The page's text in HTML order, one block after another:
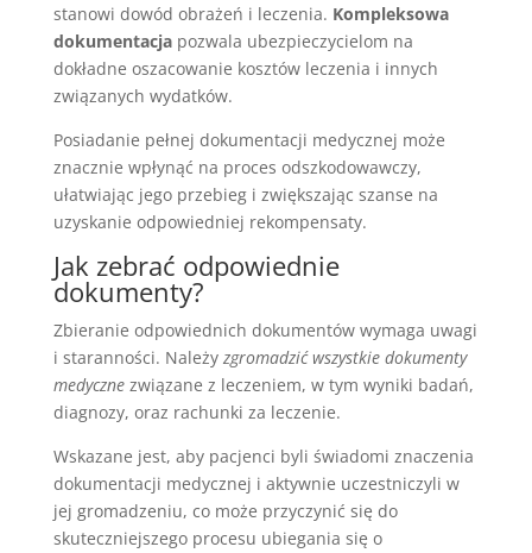
stanowi dowód obrażeń i leczenia. Kompleksowa
dokumentacjapozwala ubezpieczycielom na
dokładne oszacowanie kosztów leczenia i innych
związanych wydatków.
Posiadanie pełnej dokumentacji medycznej może
znacznie wpłynąć na proces odszkodowawczy,
ułatwiając jego przebieg i zwiększając szanse na
uzyskanie odpowiedniej rekompensaty.
Jak zebrać odpowiednie
dokumenty?
Zbieranie odpowiednich dokumentów wymaga uwagi
i staranności. Należy zgromadzić wszystkie dokumenty
medycznezwiązane z leczeniem, w tym wyniki badań,
diagnozy, oraz rachunki za leczenie.
Wskazane jest, aby pacjenci byli świadomi znaczenia
dokumentacji medycznej i aktywnie uczestniczyli w
jej gromadzeniu, co może przyczynić się do
skuteczniejszego procesu ubiegania się o